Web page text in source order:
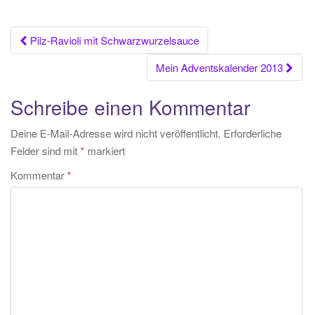
Beitrags-
Navigation
Pilz-Ravioli mit Schwarzwurzelsauce
Mein Adventskalender 2013
Schreibe einen Kommentar
Deine E-Mail-Adresse wird nicht veröffentlicht. Erforderliche
Felder sind mit* markiert
Kommentar*